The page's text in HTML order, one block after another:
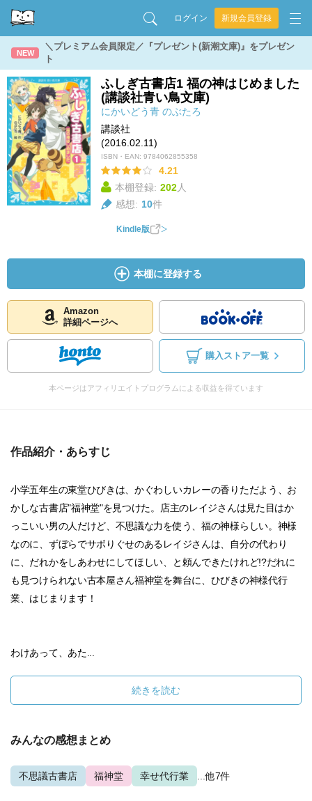
ログイン 新規会員登録
NEW
＼プレミアム会員限定／『プレゼント(新潮文庫)』をプレゼン
ト
ふしぎ古書店1 福の神はじめました
(講談社青い鳥文庫)
にかいどう青 のぶたろ
講談社
(2016.02.11)
ISBN・EAN: 9784062855358
4.21
本棚登録: 202人
感想: 10件
Kindle版
本棚に登録する
Amazon
詳細ページへ
購入ストア一覧
本ページはアフィリエイトプログラムによる収益を得ています
作品紹介・あらすじ
小学五年生の東堂ひびきは、かぐわしいカレーの香りただよう、お
かしな古書店"福神堂"を見つけた。店主のレイジさんは見た目はか
っこいい男の人だけど、不思議な力を使う、福の神様らしい。神様
なのに、ずぼらでサボりぐせのあるレイジさんは、自分の代わり
に、だれかをしあわせにしてほしい、と頼んできたけれど!?だれに
も見つけられない古本屋さん福神堂を舞台に、ひびきの神様代行
業、はじまります！
わけあって、あた...
続きを読む
みんなの感想まとめ
不思議古書店 福神堂 幸せ代行業 ...他7件